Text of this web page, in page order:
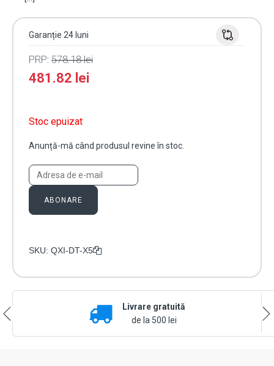
Garanție 24 luni
PRP: 578.18lei
481.82 lei
Stoc epuizat
Anunță-mă când produsul revine în stoc.
ABONARE
SKU: QXI-DT-X5
Livrare gratuită
de la 500 lei